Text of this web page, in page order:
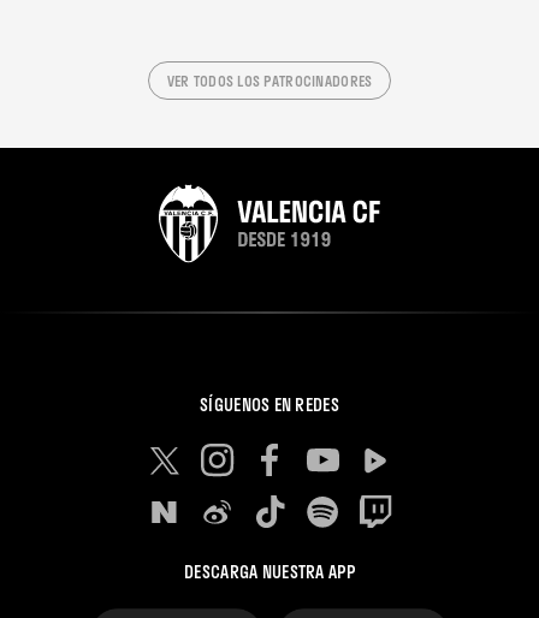
VER TODOS LOS PATROCINADORES
SÍGUENOS EN REDES
DESCARGA NUESTRA APP